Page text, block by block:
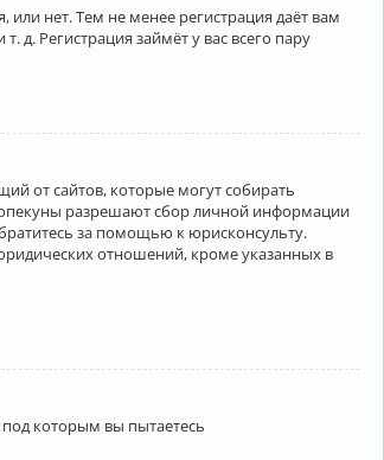
нет. Тем не менее регистрация даёт вам
Регистрация займёт у вас всего пару
от сайтов, которые могут собирать
разрешают сбор личной информации
за помощью к юрисконсульту.
отношений, кроме указанных в
которым вы пытаетесь